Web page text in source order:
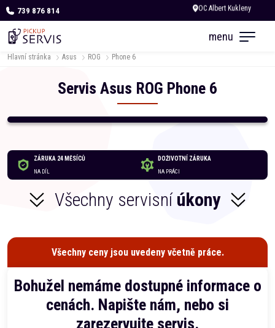
739 876 814
Zítra otevřeno od 10:00
menu
Hlavní stránka Asus ROG Phone 6
Servis Asus ROG Phone 6
ZÁRUKA 24 MĚSÍCŮ
NA DÍL
DOŽIVOTNÍ ZÁRUKA
NA PRÁCI
Všechny servisní úkony
Všechny ceny jsou uvedeny včetně práce.
Bohužel nemáme dostupné informace o
cenách. Napište nám, nebo si
zarezervujte servis.